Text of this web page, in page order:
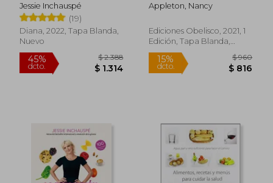
Jessie Inchauspé
(19)
Diana, 2022, Tapa Blanda,
Nuevo
Appleton, Nancy
Ediciones Obelisco, 2021, 1
Edición, Tapa Blanda,
Nuevo